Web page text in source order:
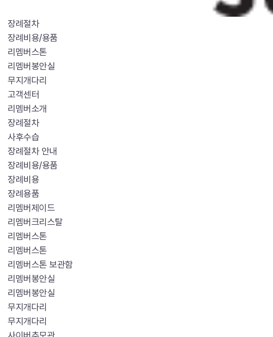
장례절차
장례비용/용품
리멤버스톤
리멤버봉안실
무지개다리
고객센터
리멤버소개
장례절차
사후수습
장례절차 안내
장례비용/용품
장례비용
장례용품
리멤버제이드
리멤버크리스탈
리멤버스톤
리멤버스톤
리멤버스톤 보관함
리멤버봉안실
리멤버봉안실
무지개다리
무지개다리